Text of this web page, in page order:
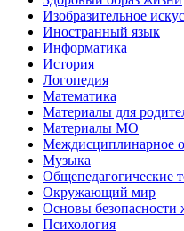
Изобразительное
Иностранный язык
Информатика
История
Логопедия
Математика
Материалы для
Материалы МО
Междисциплинарное
Музыка
Общепедагогические
Окружающий мир
Основы безопасности
Психология